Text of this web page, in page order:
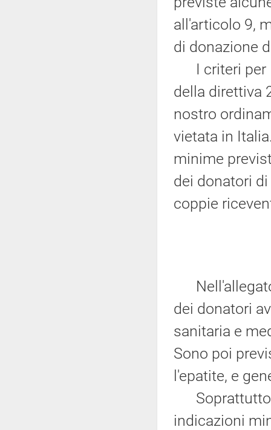
all'articolo 9,
di donazione
I criteri per
della direttiva
nostro
vietata in
minime
dei donatori
coppie
Nell'allegato
dei donatori
sanitaria e
Sono poi
l'epatite, e
Soprattutto
indicazioni